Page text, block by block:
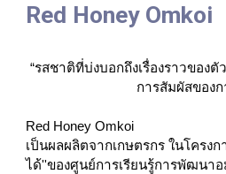
Red Honey Omkoi
“รสชาติที่บ่งบอกถึงเรื่องราวของ
การสัมผัสของก
Red Honey Omkoi
เป็นผลผลิตจากเกษตรกร ในโครงก
ได้''ของศูนย์การเรียนรู้การพัฒนา